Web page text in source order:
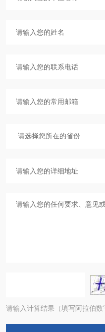
请输入计算结果（填写阿拉伯